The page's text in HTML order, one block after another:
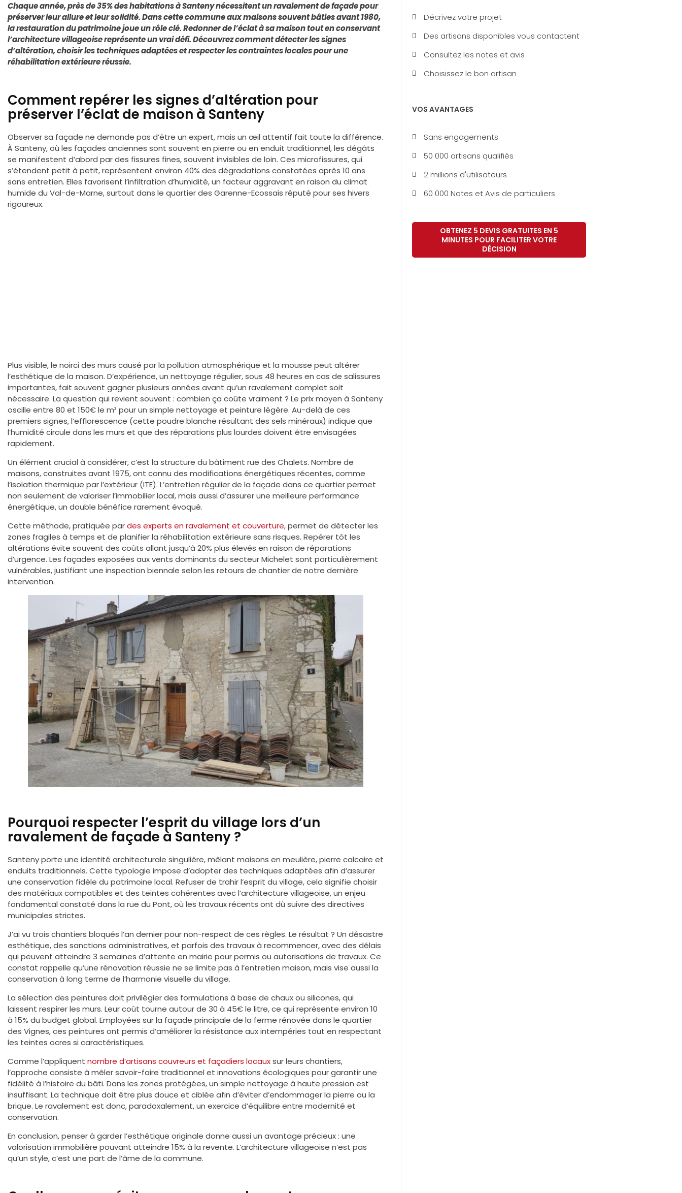
Chaque année, près de 35% des habitations à Santeny nécessitent un ravalement de façade pour
préserver leur allure et leur solidité. Dans cette commune aux maisons souvent bâties avant 1980,
la restauration du patrimoine joue un rôle clé. Redonner de l’éclat à sa maison tout en conservant
l’architecture villageoise représente un vrai défi. Découvrez comment détecter les signes
d’altération, choisir les techniques adaptées et respecter les contraintes locales pour une
réhabilitation extérieure réussie.
Comment repérer les signes d’altération pour
préserver l’éclat de maison à Santeny
Observer sa façade ne demande pas d’être un expert, mais un œil attentif fait toute la différence.
À Santeny, où les façades anciennes sont souvent en pierre ou en enduit traditionnel, les dégâts
se manifestent d’abord par des fissures fines, souvent invisibles de loin. Ces microfissures, qui
s’étendent petit à petit, représentent environ 40% des dégradations constatées après 10 ans
sans entretien. Elles favorisent l’infiltration d’humidité, un facteur aggravant en raison du climat
humide du Val-de-Marne, surtout dans le quartier des Garenne-Ecossais réputé pour ses hivers
rigoureux.
Plus visible, le noirci des murs causé par la pollution atmosphérique et la mousse peut altérer
l’esthétique de la maison. D’expérience, un nettoyage régulier, sous 48 heures en cas de salissures
importantes, fait souvent gagner plusieurs années avant qu’un ravalement complet soit
nécessaire. La question qui revient souvent : combien ça coûte vraiment ? Le prix moyen à Santeny
oscille entre 80 et 150€ le m² pour un simple nettoyage et peinture légère. Au-delà de ces
premiers signes, l’efflorescence (cette poudre blanche résultant des sels minéraux) indique que
l’humidité circule dans les murs et que des réparations plus lourdes doivent être envisagées
rapidement.
Un élément crucial à considérer, c’est la structure du bâtiment rue des Chalets. Nombre de
maisons, construites avant 1975, ont connu des modifications énergétiques récentes, comme
l’isolation thermique par l’extérieur (ITE). L’entretien régulier de la façade dans ce quartier permet
non seulement de valoriser l’immobilier local, mais aussi d’assurer une meilleure performance
énergétique, un double bénéfice rarement évoqué.
Cette méthode, pratiquée pardes experts en ravalement et couverture, permet de détecter les
zones fragiles à temps et de planifier la réhabilitation extérieure sans risques. Repérer tôt les
altérations évite souvent des coûts allant jusqu’à 20% plus élevés en raison de réparations
d’urgence. Les façades exposées aux vents dominants du secteur Michelet sont particulièrement
vulnérables, justifiant une inspection biennale selon les retours de chantier de notre dernière
intervention.
Pourquoi respecter l’esprit du village lors d’un
ravalement de façade à Santeny ?
Santeny porte une identité architecturale singulière, mêlant maisons en meulière, pierre calcaire et
enduits traditionnels. Cette typologie impose d’adopter des techniques adaptées afin d’assurer
une conservation fidèle du patrimoine local. Refuser de trahir l’esprit du village, cela signifie choisir
des matériaux compatibles et des teintes cohérentes avec l’architecture villageoise, un enjeu
fondamental constaté dans la rue du Pont, où les travaux récents ont dû suivre des directives
municipales strictes.
J’ai vu trois chantiers bloqués l’an dernier pour non-respect de ces règles. Le résultat ? Un désastre
esthétique, des sanctions administratives, et parfois des travaux à recommencer, avec des délais
qui peuvent atteindre 3 semaines d’attente en mairie pour permis ou autorisations de travaux. Ce
constat rappelle qu’une rénovation réussie ne se limite pas à l’entretien maison, mais vise aussi la
conservation à long terme de l’harmonie visuelle du village.
La sélection des peintures doit privilégier des formulations à base de chaux ou silicones, qui
laissent respirer les murs. Leur coût tourne autour de 30 à 45€ le litre, ce qui représente environ 10
à 15% du budget global. Employées sur la façade principale de la ferme rénovée dans le quartier
des Vignes, ces peintures ont permis d’améliorer la résistance aux intempéries tout en respectant
les teintes ocres si caractéristiques.
Comme l’appliquent nombre d’artisans couvreurs et façadiers locauxsur leurs chantiers,
l’approche consiste à mêler savoir-faire traditionnel et innovations écologiques pour garantir une
fidélité à l’histoire du bâti. Dans les zones protégées, un simple nettoyage à haute pression est
insuffisant. La technique doit être plus douce et ciblée afin d’éviter d’endommager la pierre ou la
brique. Le ravalement est donc, paradoxalement, un exercice d’équilibre entre modernité et
conservation.
En conclusion, penser à garder l’esthétique originale donne aussi un avantage précieux : une
valorisation immobilière pouvant atteindre 15% à la revente. L’architecture villageoise n’est pas
qu’un style, c’est une part de l’âme de la commune.
Décrivez votre projet
Des artisans disponibles vous contactent
Consultez les notes et avis
Choisissez le bon artisan
VOS AVANTAGES
Sans engagements
50 000 artisans qualifiés
2 millions d'utilisateurs
60 000 Notes et Avis de particuliers
OBTENEZ 5 DEVIS GRATUITES EN 5
MINUTES POUR FACILITER VOTRE
DÉCISION